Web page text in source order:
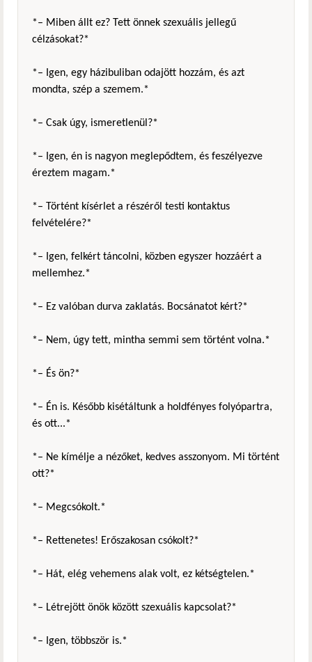
*– Miben állt ez? Tett önnek szexuális jellegű
célzásokat?*
*– Igen, egy házibuliban odajött hozzám, és azt
mondta, szép a szemem.*
*– Csak úgy, ismeretlenül?*
*– Igen, én is nagyon meglepődtem, és feszélyezve
éreztem magam.*
*– Történt kísérlet a részéről testi kontaktus
felvételére?*
*– Igen, felkért táncolni, közben egyszer hozzáért a
mellemhez.*
*– Ez valóban durva zaklatás. Bocsánatot kért?*
*– Nem, úgy tett, mintha semmi sem történt volna.*
*– És ön?*
*– Én is. Később kisétáltunk a holdfényes folyópartra,
és ott...*
*– Ne kímélje a nézőket, kedves asszonyom. Mi történt
ott?*
*– Megcsókolt.*
*– Rettenetes! Erőszakosan csókolt?*
*– Hát, elég vehemens alak volt, ez kétségtelen.*
*– Létrejött önök között szexuális kapcsolat?*
*– Igen, többször is.*